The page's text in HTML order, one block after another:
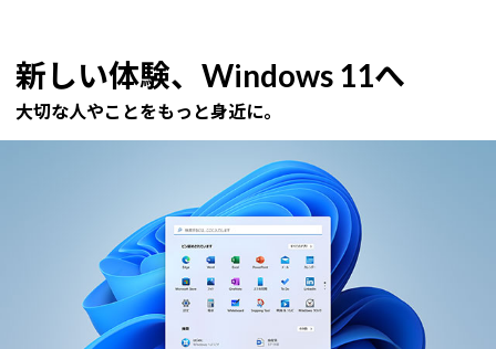
新しい体験、Windows 11へ
大切な人やことをもっと身近に。